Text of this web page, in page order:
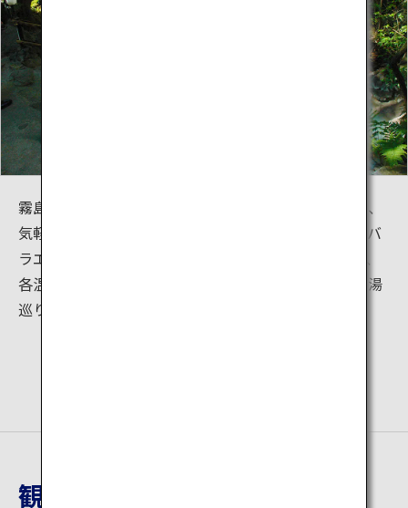
霧島にはホテルや旅館などの宿泊温泉施設だけでなく、
気軽に立ち寄ることができる家族湯や露天風呂など、バ
ラエティ豊かな温泉施設があります。泉質はもちろん、
各温泉施設が醸し出す雰囲気を味わいながら温泉郷を湯
巡りすることができます。
観光地詳細